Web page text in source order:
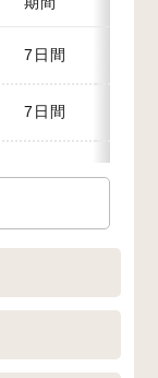
7日間
7日間